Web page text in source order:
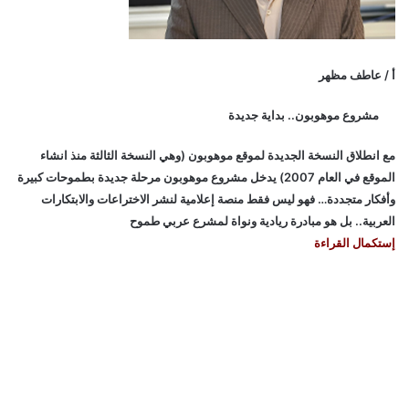
أ / عاطف مظهر
مشروع موهوبون.. بداية جديدة
مع انطلاق النسخة الجديدة لموقع موهوبون (وهي النسخة الثالثة منذ انشاء
الموقع في العام 2007) يدخل مشروع موهوبون مرحلة جديدة بطموحات كبيرة
وأفكار متجددة… فهو ليس فقط منصة إعلامية لنشر الاختراعات والابتكارات
العربية.. بل هو مبادرة ريادية ونواة لمشرع عربي طموح
إستكمال القراءة